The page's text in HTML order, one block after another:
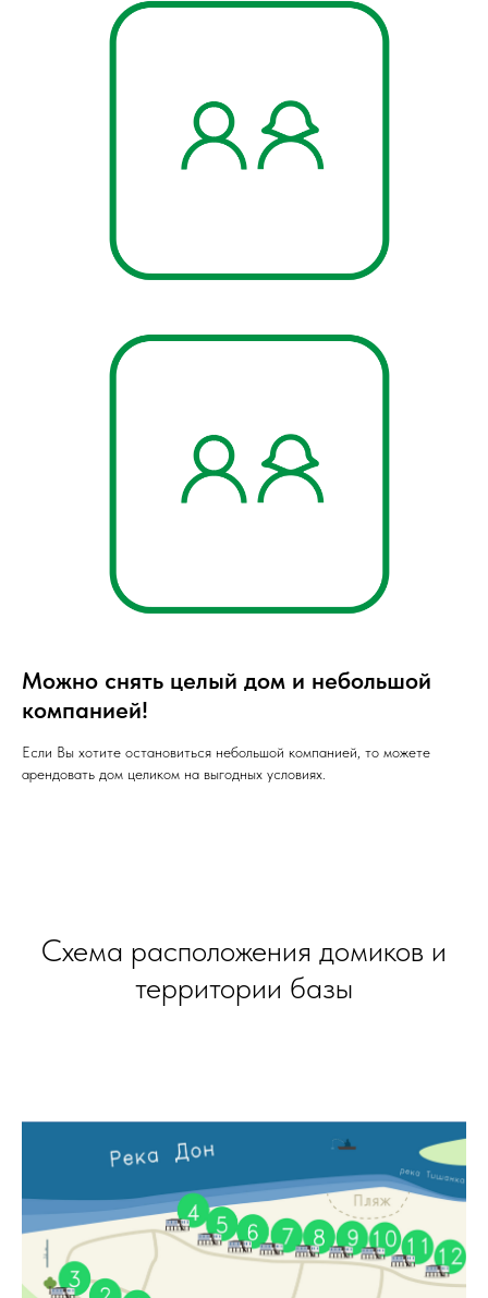
Можно снять целый дом и небольшой
компанией!
Если Вы хотите остановиться небольшой компанией, то можете
арендовать дом целиком на выгодных условиях.
Схема расположения домиков и
территории базы